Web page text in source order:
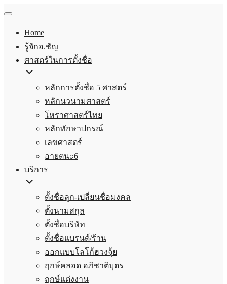
Home
รู้จักอ.ชัญ
ศาสตร์ในการตั้งชื่อ
หลักการตั้งชื่อ 5 ศาสตร์
หลักนวนามศาสตร์
โหราศาสตร์ไทย
หลักทักษาปกรณ์
เลขศาสตร์
อายตนะ6
บริการ
ตั้งชื่อลูก-เปลี่ยนชื่อมงคล
ตั้งนามสกุล
ตั้งชื่อบริษัท
ตั้งชื่อแบรนด์/ร้าน
ออกแบบโลโก้ฮวงจุ้ย
ฤกษ์คลอด อภิชาติบุตร
ฤกษ์แต่งงาน